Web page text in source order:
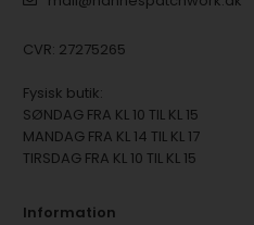
CVR: 27275265
Fysisk butik:
SØNDAG FRA KL 10 TIL KL 15
MANDAG FRA KL 14 TIL KL 17
TIRSDAG FRA KL 10 TIL KL 15
Information